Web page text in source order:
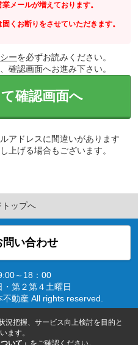
メールが増えております。
くお断りをさせていただきます。
ーを必ずお読みください。
確認画面へお進み下さい。
確認画面へ
アドレスに間違いがあります
上げる場合もございます。
ップへ
問い合わせ
～18：00
・第２第４土曜日
動産 All rights reserved.
況把握、サービス向上検討を目的と
ます。
いて」 をご確認ください。